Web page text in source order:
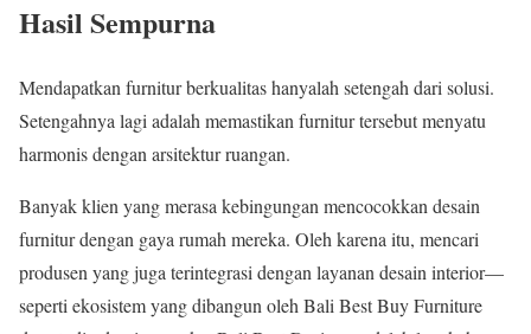
Hasil Sempurna
Mendapatkan furnitur berkualitas hanyalah setengah dari solusi.
Setengahnya lagi adalah memastikan furnitur tersebut menyatu
harmonis dengan arsitektur ruangan.
Banyak klien yang merasa kebingungan mencocokkan desain
furnitur dengan gaya rumah mereka. Oleh karena itu, mencari
produsen yang juga terintegrasi dengan layanan desain interior—
seperti ekosistem yang dibangun oleh Bali Best Buy Furniture